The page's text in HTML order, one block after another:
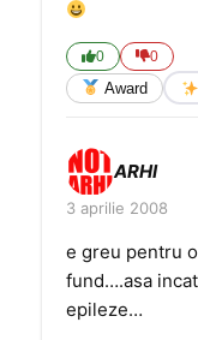
0 0
Award
ARHI
3 aprilie 2008
e greu pentru
fund….asa
epileze…